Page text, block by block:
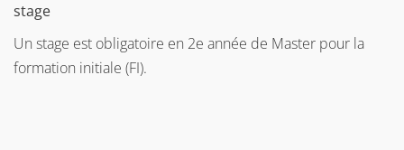
stage
Un stage est obligatoire en 2e année de Master pour la
formation initiale (FI).